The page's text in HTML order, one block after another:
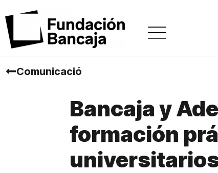
Comunicació
Bancaja y
formación
universitarios